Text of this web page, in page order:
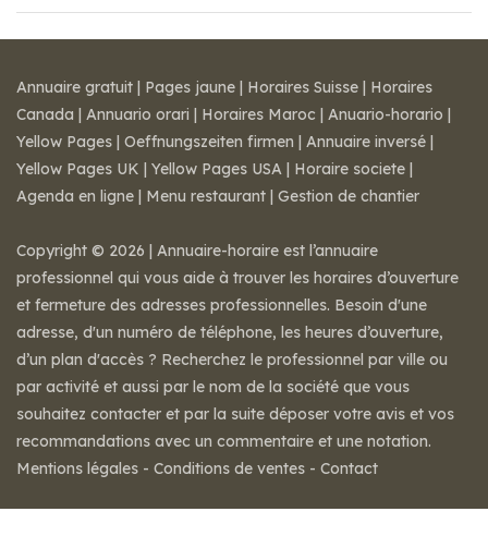
Annuaire gratuit | Pages jaune | Horaires Suisse | Horaires
Canada | Annuario orari | Horaires Maroc | Anuario-horario |
Yellow Pages | Oeffnungszeiten firmen | Annuaire inversé |
Yellow Pages UK | Yellow Pages USA | Horaire societe |
Agenda en ligne | Menu restaurant | Gestion de chantier
Copyright © 2026 | Annuaire-horaire est l’annuaire
professionnel qui vous aide à trouver les horaires d’ouverture
et fermeture des adresses professionnelles. Besoin d'une
adresse, d'un numéro de téléphone, les heures d’ouverture,
d’un plan d'accès ? Recherchez le professionnel par ville ou
par activité et aussi par le nom de la société que vous
souhaitez contacter et par la suite déposer votre avis et vos
recommandations avec un commentaire et une notation.
Mentions légales - Conditions de ventes - Contact